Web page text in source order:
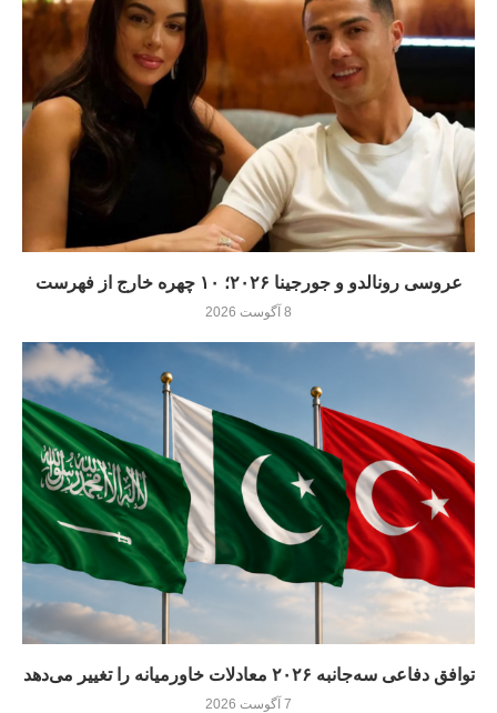
عروسی رونالدو و جورجینا ۲۰۲۶؛ ۱۰ چهره خارج از فهرست
8 آگوست 2026
توافق دفاعی سه‌جانبه ۲۰۲۶ معادلات خاورمیانه را تغییر می‌دهد
7 آگوست 2026